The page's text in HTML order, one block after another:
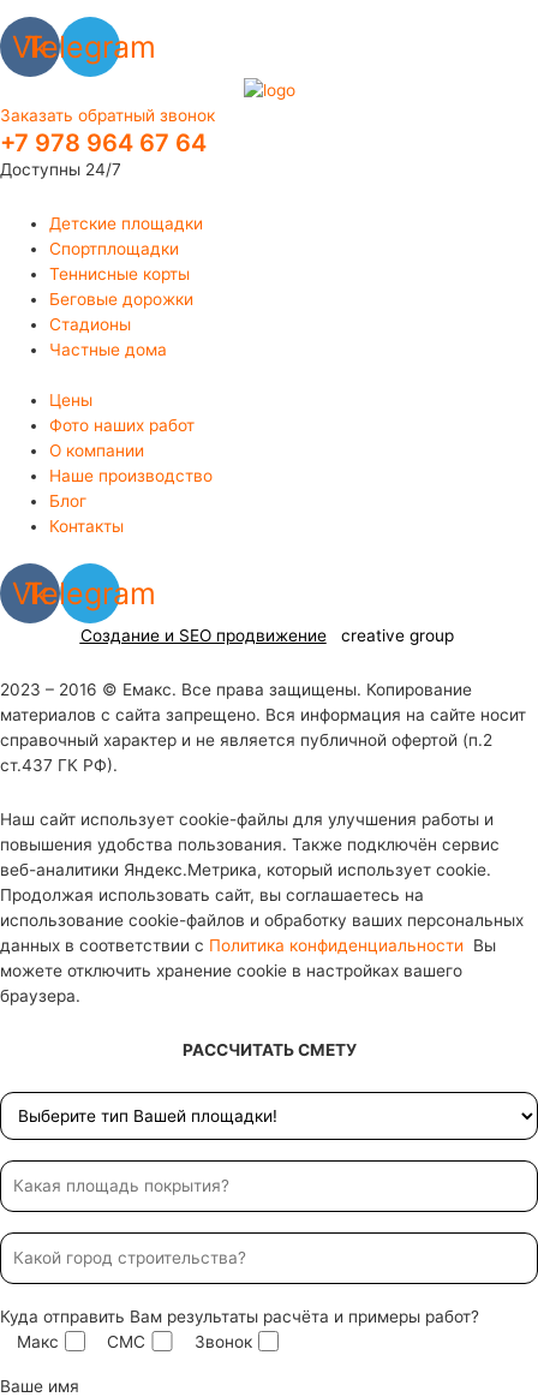
Vk
Telegram
Заказать обратный звонок
+7 978 964 67 64
Доступны 24/7
Детские площадки
Спортплощадки
Теннисные корты
Беговые дорожки
Стадионы
Частные дома
Цены
Фото наших работ
О компании
Наше производство
Блог
Контакты
Vk
Telegram
Создание и SEO продвижение creative group
2023 – 2016 © Емакс. Все права защищены. Копирование
материалов с сайта запрещено. Вся информация на сайте носит
справочный характер и не является публичной офертой (п.2
ст.437 ГК РФ).
Наш сайт использует cookie-файлы для улучшения работы и
повышения удобства пользования. Также подключён сервис
веб-аналитики Яндекс.Метрика, который использует cookie.
Продолжая использовать сайт, вы соглашаетесь на
использование cookie-файлов и обработку ваших персональных
данных в соответствии с Политика конфиденциальности
Вы
можете отключить хранение cookie в настройках вашего
браузера.
РАССЧИТАТЬ СМЕТУ
Куда отправить Вам результаты расчёта и примеры работ?
Макс
СМС Звонок
Ваше имя